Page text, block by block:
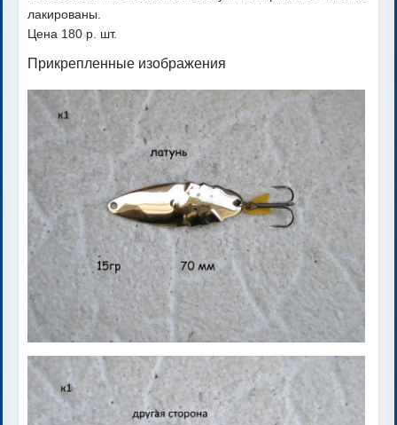
лакированы.
Цена 180 р. шт.
Прикрепленные изображения